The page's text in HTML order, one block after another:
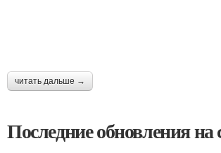
читать дальше →
Последние обновления на